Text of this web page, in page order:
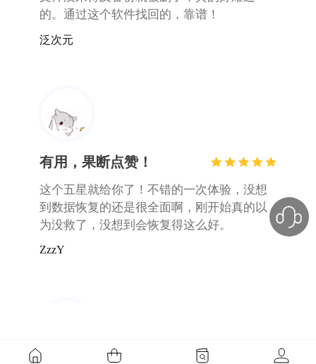
为没救了，没想到会恢复得这么好。
ZzzY
第一次使用，真的很靠谱
因为数据删除造成非常大的焦虑，第一次使
用这种恢复软件，没有想象中差，都恢复回
来了，很开心。
糖炒板栗